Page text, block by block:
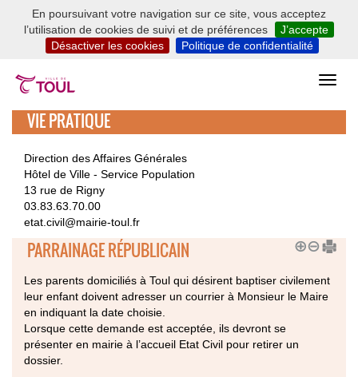
En poursuivant votre navigation sur ce site, vous acceptez
l’utilisation de cookies de suivi et de préférences
J’accepte
Désactiver les cookies
Politique de confidentialité
VIE PRATIQUE
Direction des Affaires Générales
Hôtel de Ville - Service Population
13 rue de Rigny
03.83.63.70.00
etat.civil@mairie-toul.fr
PARRAINAGE RÉPUBLICAIN
Les parents domiciliés à Toul qui désirent baptiser civilement
leur enfant doivent adresser un courrier à Monsieur le Maire
en indiquant la date choisie.
Lorsque cette demande est acceptée, ils devront se
présenter en mairie à l’accueil Etat Civil pour retirer un
dossier.